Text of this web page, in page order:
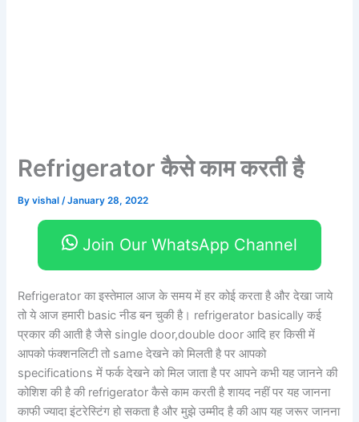
Refrigerator कैसे काम करती है
Byvishal/January 28, 2022
Join Our WhatsApp Channel
Refrigerator का इस्तेमाल आज के समय में हर कोई करता है और देखा जाये
तो ये आज हमारी basic नीड बन चुकी है। refrigerator basically कई
प्रकार की आती है जैसे single door,double door आदि हर किसी में
आपको फंक्शनलिटी तो same देखने को मिलती है पर आपको
specifications में फर्क देखने को मिल जाता है पर आपने कभी यह जानने की
कोशिश की है की refrigerator कैसे काम करती है शायद नहीं पर यह जानना
काफी ज्यादा इंटरेस्टिंग हो सकता है और मुझे उम्मीद है की आप यह जरूर जानना